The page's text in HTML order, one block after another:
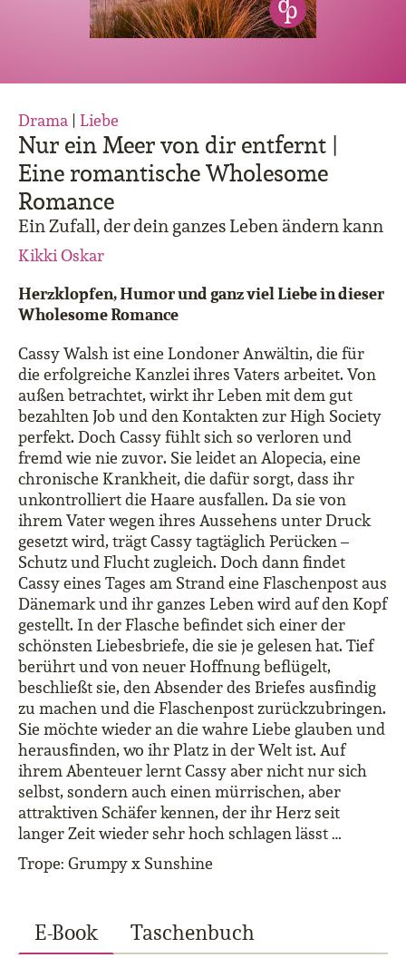
Nur ein Meer von dir entfernt |
Eine romantische Wholesome
Romance
Ein Zufall, der dein ganzes Leben ändern kann
Kikki Oskar
Drama | Liebe
Herzklopfen, Humor und ganz viel Liebe in dieser
Wholesome Romance
Cassy Walsh ist eine Londoner Anwältin, die für
die erfolgreiche Kanzlei ihres Vaters arbeitet. Von
außen betrachtet, wirkt ihr Leben mit dem gut
bezahlten Job und den Kontakten zur High Society
perfekt. Doch Cassy fühlt sich so verloren und
fremd wie nie zuvor. Sie leidet an Alopecia, eine
chronische Krankheit, die dafür sorgt, dass ihr
unkontrolliert die Haare ausfallen. Da sie von
ihrem Vater wegen ihres Aussehens unter Druck
gesetzt wird, trägt Cassy tagtäglich Perücken –
Schutz und Flucht zugleich. Doch dann findet
Cassy eines Tages am Strand eine Flaschenpost aus
Dänemark und ihr ganzes Leben wird auf den Kopf
gestellt. In der Flasche befindet sich einer der
schönsten Liebesbriefe, die sie je gelesen hat. Tief
berührt und von neuer Hoffnung beflügelt,
beschließt sie, den Absender des Briefes ausfindig
zu machen und die Flaschenpost zurückzubringen.
Sie möchte wieder an die wahre Liebe glauben und
herausfinden, wo ihr Platz in der Welt ist. Auf
ihrem Abenteuer lernt Cassy aber nicht nur sich
selbst, sondern auch einen mürrischen, aber
attraktiven Schäfer kennen, der ihr Herz seit
langer Zeit wieder sehr hoch schlagen lässt …
Trope: Grumpy x Sunshine
E-Book Taschenbuch